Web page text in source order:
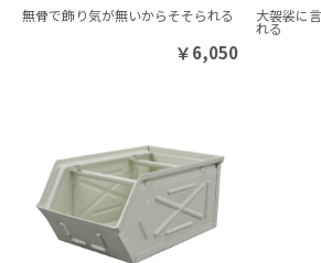
無骨で飾り気が無いからそそられる
￥6,050
大袈裟に
れる